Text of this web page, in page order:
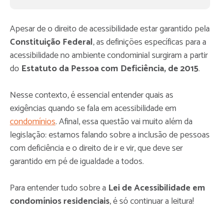
Apesar de o direito de acessibilidade estar garantido pela
Constituição Federal, as definições específicas para a
acessibilidade no ambiente condominial surgiram a partir
do Estatuto da Pessoa com Deficiência, de 2015.
Nesse contexto, é essencial entender quais as
exigências quando se fala em acessibilidade em
condomínios. Afinal, essa questão vai muito além da
legislação: estamos falando sobre a inclusão de pessoas
com deficiência e o direito de ir e vir, que deve ser
garantido em pé de igualdade a todos.
Para entender tudo sobre a Lei de Acessibilidade em
condomínios residenciais, é só continuar a leitura!